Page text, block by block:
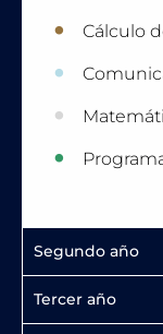
Cálculo
Segundo año
Tercer año